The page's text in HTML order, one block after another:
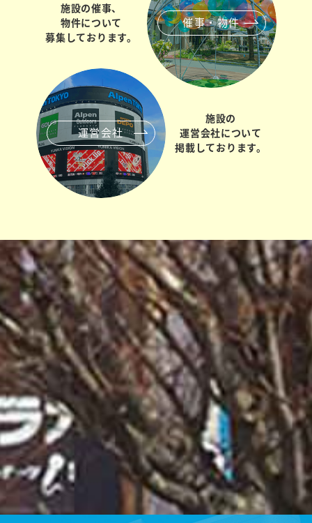
催事・物件
施設の催事、
物件について
募集しております。
運営会社
施設の
運営会社について
掲載しております。